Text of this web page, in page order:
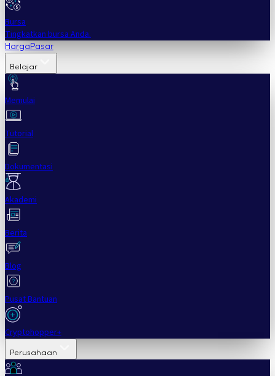
Bursa
Tingkatkan bursa Anda.
Harga Pasar
Belajar
Memulai
Tutorial
Dokumentasi
Akademi
Berita
Blog
Pusat Bantuan
Cryptohopper+
Perusahaan